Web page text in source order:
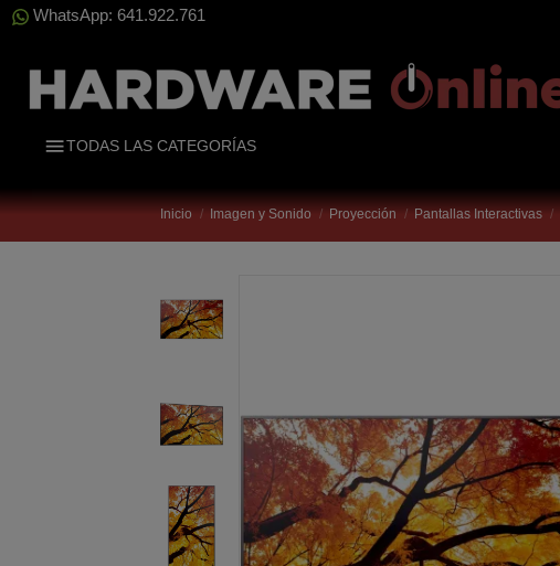
WhatsApp: 641.922.761
TODAS LAS CATEGORÍAS
Inicio Imagen y Sonido Proyección Pantallas Interactivas